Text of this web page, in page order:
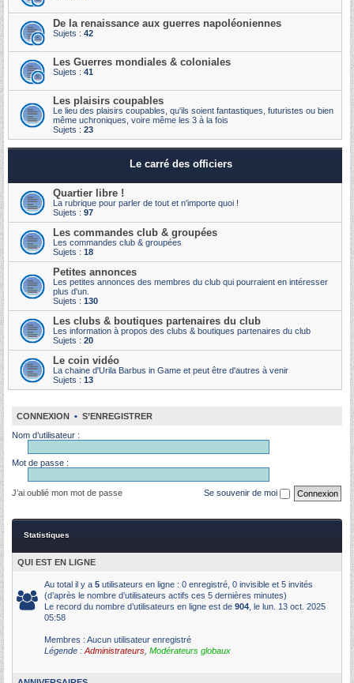
De la renaissance aux guerres napoléoniennes
Sujets : 42
Les Guerres mondiales & coloniales
Sujets : 41
Les plaisirs coupables
Le lieu des plaisirs coupables, qu'ils soient fantastiques, futuristes ou bien
même uchroniques, voire même les 3 à la fois
Sujets : 23
Le carré des officiers
Quartier libre !
La rubrique pour parler de tout et n'importe quoi !
Sujets : 97
Les commandes club & groupées
Les commandes club & groupées
Sujets : 18
Petites annonces
Les petites annonces des membres du club qui pourraient en intéresser
plus d'un.
Sujets : 130
Les clubs & boutiques partenaires du club
Les information à propos des clubs & boutiques partenaires du club
Sujets : 20
Le coin vidéo
La chaine d'Urila Barbus in Game et peut être d'autres à venir
Sujets : 13
CONNEXION • S’ENREGISTRER
Nom d’utilisateur :
Mot de passe :
J’ai oublié mon mot de passe Se souvenir de moi
Statistiques
QUI EST EN LIGNE
Au total il y a 5 utilisateurs en ligne : 0 enregistré, 0 invisible et 5 invités
(d’après le nombre d’utilisateurs actifs ces 5 dernières minutes)
Le record du nombre d’utilisateurs en ligne est de 904 , le lun. 13 oct. 2025
05:58
Membres : Aucun utilisateur enregistré
Légende : Administrateurs Modérateurs globaux